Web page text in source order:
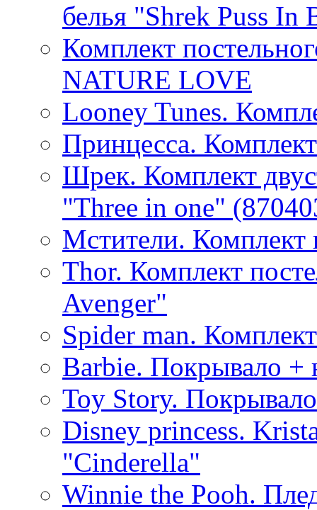
белья "Shrek Puss In
Комплект
NATURE LOVE
Looney Tunes.
Принцесса.
Шрек. Комплект
"Three in one"
Мстители. Комплект
Thor. Комплект
Avenger"
Spider man.
Barbie. Покрывало +
Toy Story.
Disney princess.
"Cinderella"
Winnie the Pooh.